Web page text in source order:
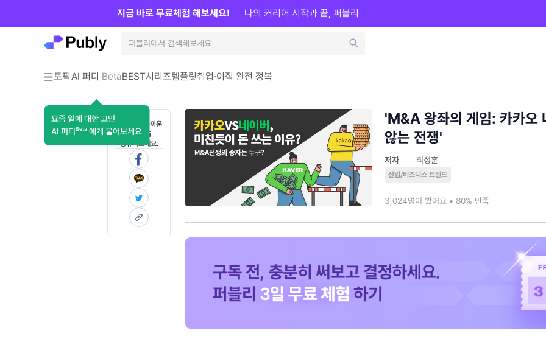
토픽AI 퍼디 Beta
요즘 일에 대한 고민
AI 퍼디 Beta 에게 물어보세요
BEST시리즈템플릿취업·이직 완전 정복
지금 바로 무료체험 해보세요! 나의 커리어 시작과 끝, 퍼블리
혼자 보기 아까운
콘텐츠를
공유해보세요.
'M&A 왕좌의 게임: 카카오
않는 전쟁'
저자 최성훈
산업/비즈니스 트렌드
3,024명이 봤어요 • 80% 만족